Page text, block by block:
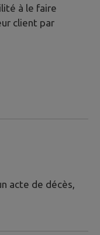
à le faire
client par
acte de décès,